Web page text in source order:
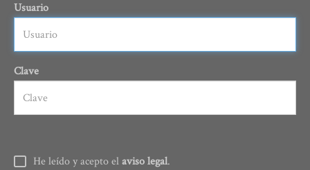
Usuario
Clave
He leído y acepto elaviso legal.